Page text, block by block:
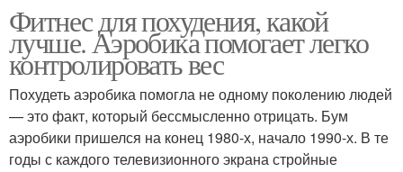
Фитнес для похудения, какой
лучше. Аэробика помогает легко
контролировать вес
Похудеть аэробика помогла не одному поколению людей
— это факт, который бессмысленно отрицать. Бум
аэробики пришелся на конец 1980-х, начало 1990-х. В те
годы с каждого телевизионного экрана стройные